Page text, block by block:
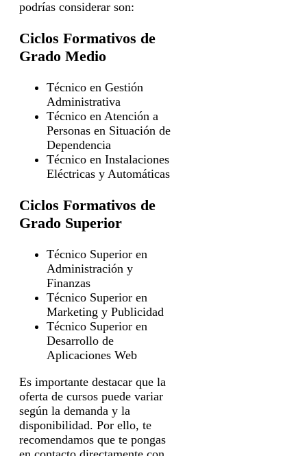
podrías considerar son:
Ciclos Formativos de
Grado Medio
Técnico en Gestión
Administrativa
Técnico en Atención a
Personas en Situación de
Dependencia
Técnico en Instalaciones
Eléctricas y Automáticas
Ciclos Formativos de
Grado Superior
Técnico Superior en
Administración y
Finanzas
Técnico Superior en
Marketing y Publicidad
Técnico Superior en
Desarrollo de
Aplicaciones Web
Es importante destacar que la
oferta de cursos puede variar
según la demanda y la
disponibilidad. Por ello, te
recomendamos que te pongas